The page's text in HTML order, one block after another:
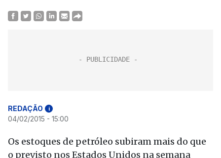
REDAÇÃO i
04/02/2015 - 15:00
Os estoques de petróleo subiram mais do que
o previsto nos Estados Unidos na semana